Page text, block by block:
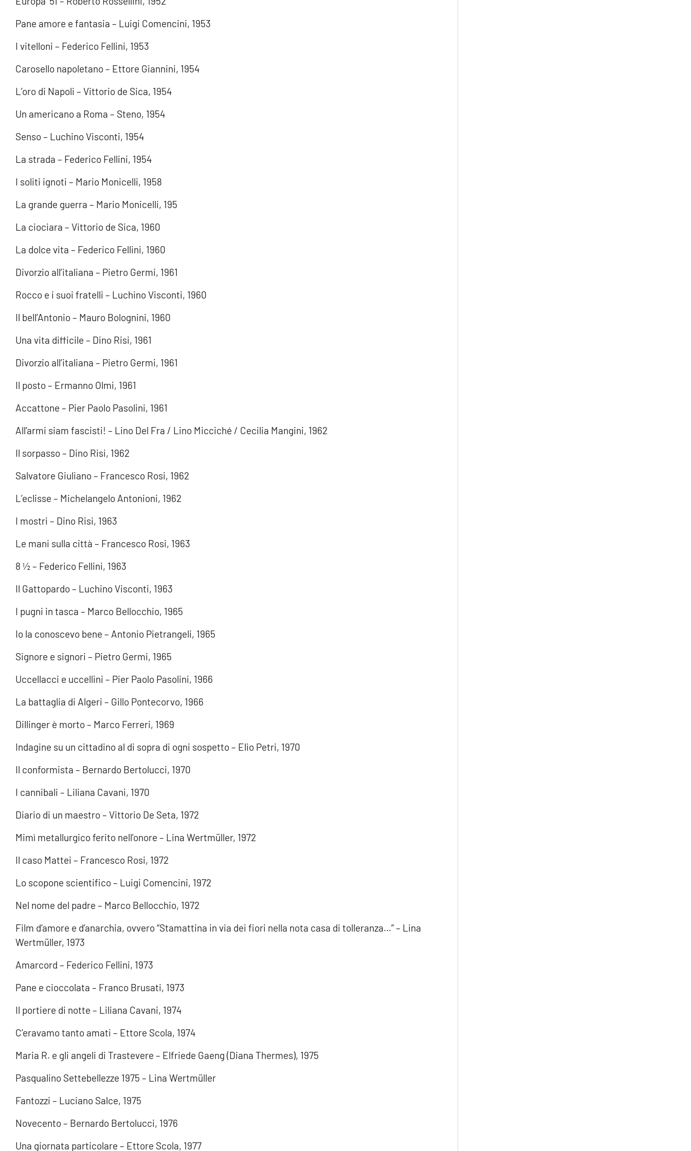
Pane amore e fantasia – Luigi Comencini, 1953
I vitelloni – Federico Fellini, 1953
Carosello napoletano – Ettore Giannini, 1954
L’oro di Napoli – Vittorio de Sica, 1954
Un americano a Roma – Steno, 1954
Senso – Luchino Visconti, 1954
La strada – Federico Fellini, 1954
I soliti ignoti – Mario Monicelli, 1958
La grande guerra – Mario Monicelli, 195
La ciociara – Vittorio de Sica, 1960
La dolce vita – Federico Fellini, 1960
Divorzio all’italiana – Pietro Germi, 1961
Rocco e i suoi fratelli – Luchino Visconti, 1960
Il bell’Antonio – Mauro Bolognini, 1960
Una vita difficile – Dino Risi, 1961
Divorzio all’italiana – Pietro Germi, 1961
Il posto – Ermanno Olmi, 1961
Accattone – Pier Paolo Pasolini, 1961
All’armi siam fascisti! – Lino Del Fra / Lino Micciché / Cecilia Mangini, 1962
Il sorpasso – Dino Risi, 1962
Salvatore Giuliano – Francesco Rosi, 1962
L’eclisse – Michelangelo Antonioni, 1962
I mostri – Dino Risi, 1963
Le mani sulla città – Francesco Rosi, 1963
8 ½ – Federico Fellini, 1963
Il Gattopardo – Luchino Visconti, 1963
I pugni in tasca – Marco Bellocchio, 1965
Io la conoscevo bene – Antonio Pietrangeli, 1965
Signore e signori – Pietro Germi, 1965
Uccellacci e uccellini – Pier Paolo Pasolini, 1966
La battaglia di Algeri – Gillo Pontecorvo, 1966
Dillinger è morto – Marco Ferreri, 1969
Indagine su un cittadino al di sopra di ogni sospetto – Elio Petri, 1970
Il conformista – Bernardo Bertolucci, 1970
I cannibali – Liliana Cavani, 1970
Diario di un maestro – Vittorio De Seta, 1972
Mimì metallurgico ferito nell’onore – Lina Wertmüller, 1972
Il caso Mattei – Francesco Rosi, 1972
Lo scopone scientifico – Luigi Comencini, 1972
Nel nome del padre – Marco Bellocchio, 1972
Film d’amore e d’anarchia, ovvero “Stamattina in via dei fiori nella nota casa di tolleranza…” – Lina
Wertmüller, 1973
Amarcord – Federico Fellini, 1973
Pane e cioccolata – Franco Brusati, 1973
Il portiere di notte – Liliana Cavani, 1974
C’eravamo tanto amati – Ettore Scola, 1974
Maria R. e gli angeli di Trastevere – Elfriede Gaeng (Diana Thermes), 1975
Pasqualino Settebellezze 1975 – Lina Wertmüller
Fantozzi – Luciano Salce, 1975
Novecento – Bernardo Bertolucci, 1976
Una giornata particolare – Ettore Scola, 1977